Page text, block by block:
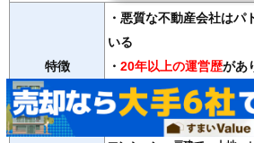
特徴
・悪質な不動産会社はパ
いる
・ 20年以上の運営歴があ
・2500社の登録会社か
受け取れる